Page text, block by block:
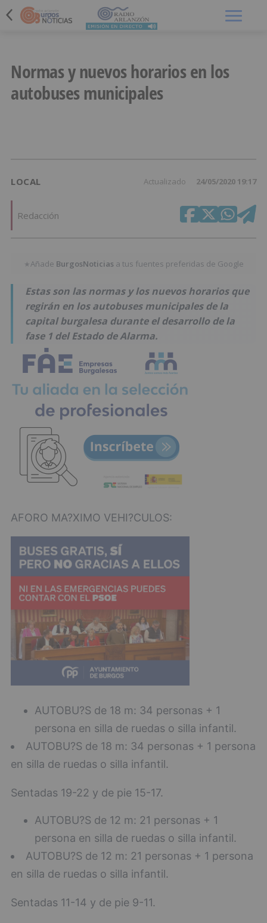
Normas y nuevos horarios en los
autobuses municipales
LOCAL Actualizado 24/05/2020 19:17
Redacción
★Añade BurgosNoticias a tus fuentes preferidas de Google
Estas son las normas y los nuevos horarios que
regirán en los autobuses municipales de la
capital burgalesa durante el desarrollo de la
fase 1 del Estado de Alarma.
AFORO MA?XIMO VEHI?CULOS:
AUTOBU?S de 18 m: 34 personas + 1
persona en silla de ruedas o silla infantil.
AUTOBU?S de 18 m: 34 personas + 1 persona
en silla de ruedas o silla infantil.
Sentadas 19-22 y de pie 15-17.
AUTOBU?S de 12 m: 21 personas + 1
persona en silla de ruedas o silla infantil.
AUTOBU?S de 12 m: 21 personas + 1 persona
en silla de ruedas o silla infantil.
Sentadas 11-14 y de pie 9-11.